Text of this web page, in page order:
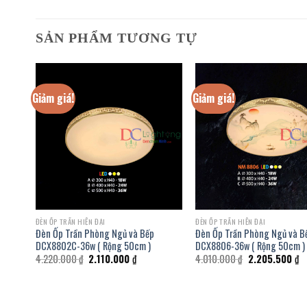
SẢN PHẨM TƯƠNG TỰ
Giảm giá!
ĐÈN ỐP TRẦN HIỆN ĐẠI
Đèn Ốp Trần Phòng Ngủ và Bếp
DCX8802C-36w ( Rộng 50cm )
4.220.000₫ Giá
gốc
2.110.000₫Giá
Giảm giá!
ĐÈN ỐP TRẦN HIỆN ĐẠI
Đèn Ốp Trần Phòng Ngủ và
DCX8806-36w ( Rộng 50cm )
4.010.000₫ Giá
gốc
2.205.500₫Giá
hiện